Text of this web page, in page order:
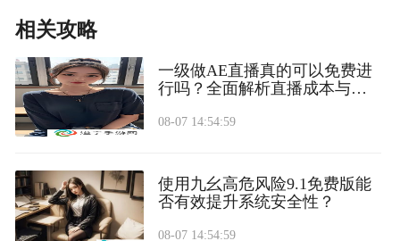
相关攻略
一级做AE直播真的可以免费进
行吗？全面解析直播成本与收
08-07 14:54:59
使用九幺高危风险9.1免费版能
否有效提升系统安全性？
08-07 14:54:59